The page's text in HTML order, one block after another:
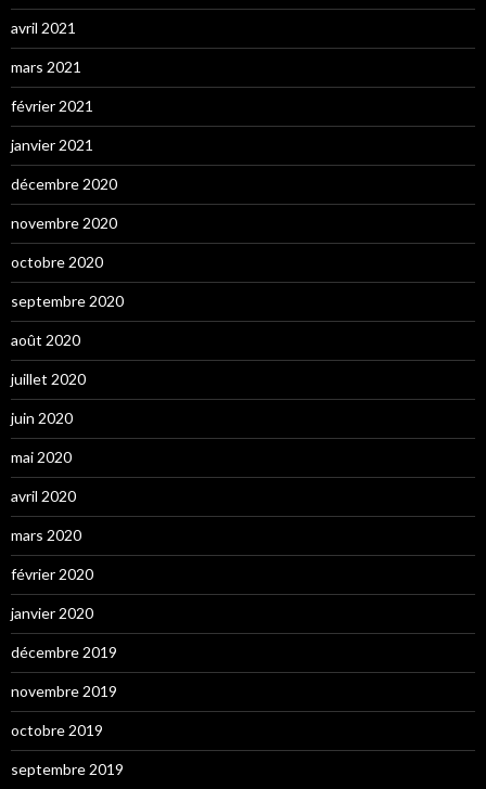
avril 2021
mars 2021
février 2021
janvier 2021
décembre 2020
novembre 2020
octobre 2020
septembre 2020
août 2020
juillet 2020
juin 2020
mai 2020
avril 2020
mars 2020
février 2020
janvier 2020
décembre 2019
novembre 2019
octobre 2019
septembre 2019